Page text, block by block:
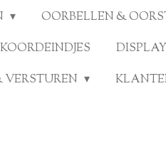
OORBELLEN &
VERSTUREN